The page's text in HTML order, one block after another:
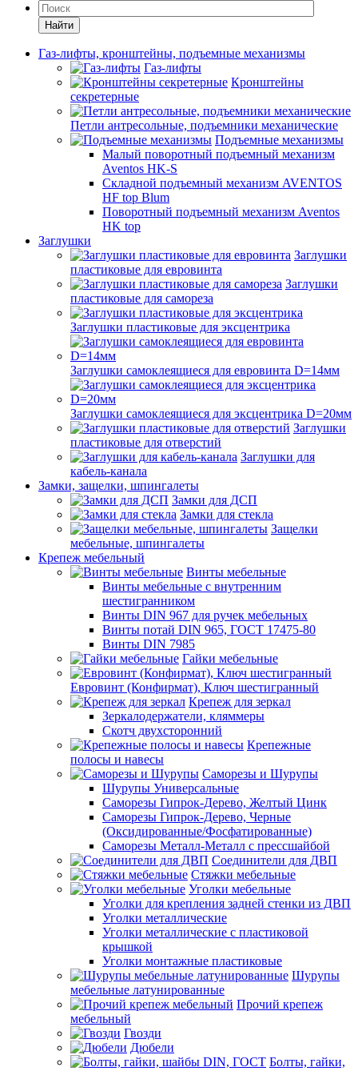
Найти
Газ-лифты, кронштейны, подъемные механизмы
Газ-лифты
Кронштейны
секретерные
Петли антресольные, подъемники механические
Подъемные механизмы
Малый поворотный подъемный механизм
Aventos HK-S
Складной подъемный механизм AVENTOS
HF top Blum
Поворотный подъемный механизм Aventos
HK top
Заглушки
Заглушки
пластиковые для евровинта
Заглушки
пластиковые для самореза
Заглушки пластиковые для эксцентрика
Заглушки самоклеящиеся для евровинта D=14мм
Заглушки самоклеящиеся для эксцентрика D=20мм
Заглушки
пластиковые для отверстий
Заглушки для
кабель-канала
Замки, защелки, шпингалеты
Замки для ДСП
Замки для стекла
Защелки
мебельные, шпингалеты
Крепеж мебельный
Винты мебельные
Винты мебельные с внутренним
шестигранником
Винты DIN 967 для ручек мебельных
Винты потай DIN 965, ГОСТ 17475-80
Винты DIN 7985
Гайки мебельные
Евровинт (Конфирмат), Ключ шестигранный
Крепеж для зеркал
Зеркалодержатели, кляммеры
Скотч двухсторонний
Крепежные
полосы и навесы
Саморезы и Шурупы
Шурупы Универсальные
Саморезы Гипрок-Дерево, Желтый Цинк
Саморезы Гипрок-Дерево, Черные
(Оксидированные/Фосфатированные)
Саморезы Металл-Металл с прессшайбой
Соединители для ДВП
Стяжки мебельные
Уголки мебельные
Уголки для крепления задней стенки из ДВП
Уголки металлические
Уголки металлические с пластиковой
крышкой
Уголки монтажные пластиковые
Шурупы
мебельные латунированные
Прочий крепеж
мебельный
Гвозди
Дюбели
Болты, гайки,